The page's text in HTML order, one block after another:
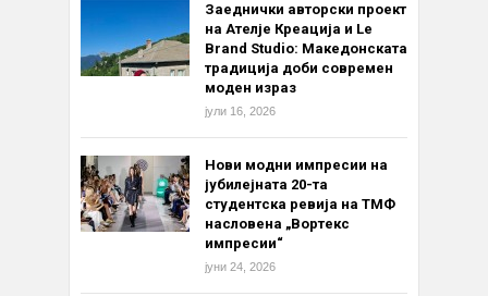
Заеднички авторски проект
на Ателје Креација и Le
Brand Studio: Македонската
традиција доби современ
моден израз
јули 16, 2026
Нови модни импресии на
јубилејната 20-та
студентска ревија на ТМФ
насловена „Вортекс
импресии“
јуни 24, 2026